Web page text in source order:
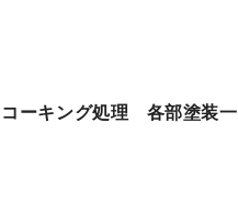
ーキング処理 各部塗装一